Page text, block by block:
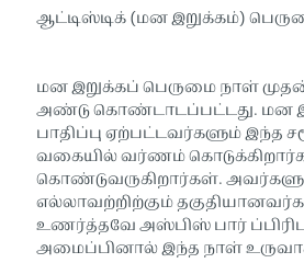
ஆட்டிஸ்டிக் (மன இறுக்கம்)
மன இறுக்கப் பெருமை நாள்
அண்டு கொண்டாடப்பட்டது. மன
பாதிப்பு ஏற்பட்டவர்களும் இந்த
வகையில் வர்ணம்
கொண்டுவருகிறார்கள்.
எல்லாவற்றிற்கும்
உணர்த்தவே அஸ்பிஸ் பார்
அமைப்பினால் இந்த நாள்